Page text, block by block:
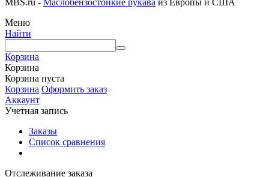
MBS.ru - Маслобензостойкие рукава из Европы и США
Меню
Найти
Корзина
Корзина
Корзина пуста
Корзина Оформить заказ
Аккаунт
Учетная запись
Заказы
Список сравнения
Отслеживание заказа